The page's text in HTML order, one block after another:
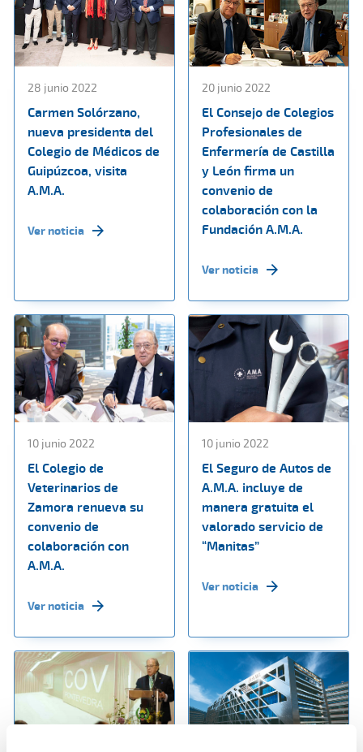
28 junio 2022
Carmen Solórzano,
nueva presidenta del
Colegio de Médicos de
Guipúzcoa, visita
A.M.A.
Ver noticia
20 junio 2022
El Consejo de Colegios
Profesionales de
Enfermería de Castilla
y León firma un
convenio de
colaboración con la
Fundación A.M.A.
Ver noticia
10 junio 2022
El Colegio de
Veterinarios de
Zamora renueva su
convenio de
colaboración con
A.M.A.
Ver noticia
10 junio 2022
El Seguro de Autos de
A.M.A. incluye de
manera gratuita el
valorado servicio de
“Manitas”
Ver noticia